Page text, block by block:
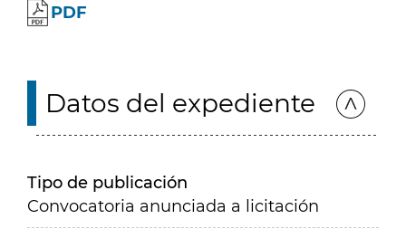
PDF
Datos del expediente
Tipo de publicación
Convocatoria anunciada a licitación